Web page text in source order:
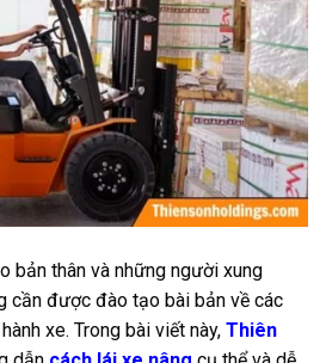
bản thân và những người xung
cần được đào tạo bài bản về các
xe. Trong bài viết này, Thiên